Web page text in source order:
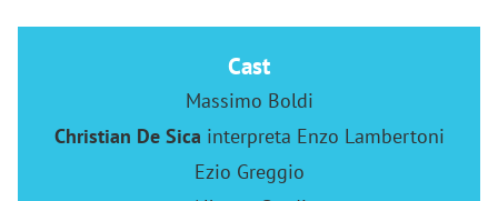
Cast
Massimo Boldi
Christian De Sica interpreta Enzo Lambertoni
Ezio Greggio